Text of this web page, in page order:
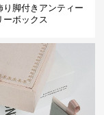
り脚付きアンティー
ーボックス